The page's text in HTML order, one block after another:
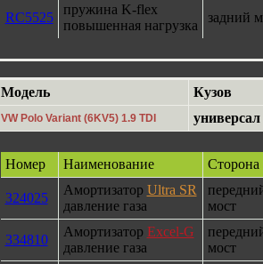
RC5525
пружина K-flex
повышенная нагрузка
задний
Модель Кузов
VW Polo Variant (6KV5) 1.9 TDI универсал
Номер Наименование Сторона
324025
Амортизатор Ultra SR
давление газа
мост
334810
Амортизатор Excel-G
давление газа
мост